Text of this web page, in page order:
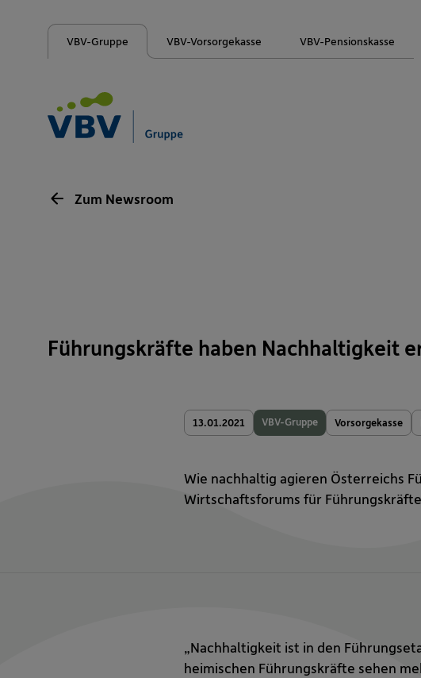
VBV-Gruppe VBV-Vorsorgekasse VBV-Pensionskasse
Zum Newsroom
Führungskräfte haben Nachhaltigkeit
13.01.2021 VBV-Gruppe Vorsorgekasse
Wie nachhaltig agieren Österreichs
Wirtschaftsforums für
„Nachhaltigkeit ist in den
heimischen Führungskräfte sehen